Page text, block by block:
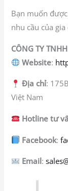
Bạn muốn
nhu cầu của
CÔNG TY
Website:
Địa chỉ:
Việt Nam
Hotline tư
Facebook:
Email: